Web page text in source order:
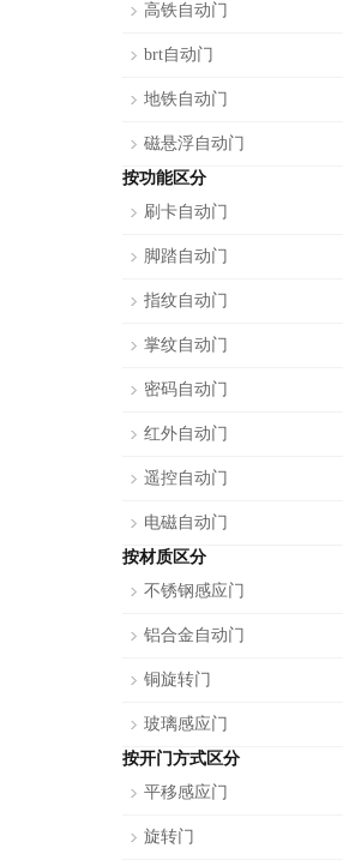
高铁自动门
brt自动门
地铁自动门
磁悬浮自动门
按功能区分
刷卡自动门
脚踏自动门
指纹自动门
掌纹自动门
密码自动门
红外自动门
遥控自动门
电磁自动门
按材质区分
不锈钢感应门
铝合金自动门
铜旋转门
玻璃感应门
按开门方式区分
平移感应门
旋转门